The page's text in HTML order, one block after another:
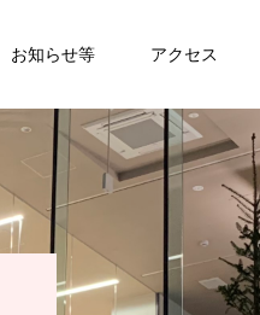
お知らせ等 アクセス